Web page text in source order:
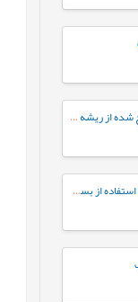
بررسی کارایی عصاره ناخالص آنزیمی استخراج شده از ریشه ترب کوهی درحذف کاتکول
امکان سنجی نیترات زدایی از آب آشامیدنی با استفاده از بستر فتوکاتالیستی بتن فراتوانمند